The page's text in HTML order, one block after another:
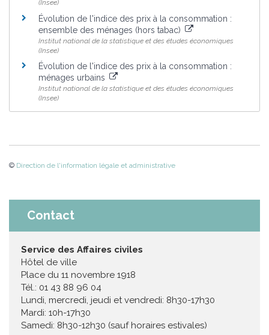
(Insee)
Évolution de l'indice des prix à la consommation :
ensemble des ménages (hors tabac)
Institut national de la statistique et des études économiques
(Insee)
Évolution de l'indice des prix à la consommation :
ménages urbains
Institut national de la statistique et des études économiques
(Insee)
© Direction de l'information légale et administrative
Contact
Service des Affaires civiles
Hôtel de ville
Place du 11 novembre 1918
Tél.: 01 43 88 96 04
Lundi, mercredi, jeudi et vendredi: 8h30-17h30
Mardi: 10h-17h30
Samedi: 8h30-12h30 (sauf horaires estivales)